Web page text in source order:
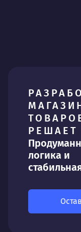
РЕШАЕТ
логика и